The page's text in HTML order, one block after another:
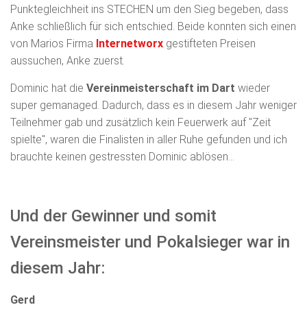
Punktegleichheit ins STECHEN um den Sieg begeben, dass
Anke schließlich für sich entschied. Beide konnten sich einen
von Marios Firma Internetworx gestifteten Preisen
aussuchen, Anke zuerst.
Dominic hat die Vereinmeisterschaft im Dart wieder
super gemanaged. Dadurch, dass es in diesem Jahr weniger
Teilnehmer gab und zusätzlich kein Feuerwerk auf "Zeit
spielte", waren die Finalisten in aller Ruhe gefunden und ich
brauchte keinen gestressten Dominic ablösen...
Und der Gewinner und somit
Vereinsmeister und Pokalsieger war in
diesem Jahr:
Gerd